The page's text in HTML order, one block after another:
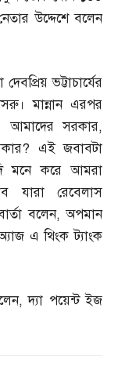
উদ্দেশে বলেন
ভট্টাচার্যের
মান্নান এরপর
আমাদের সরকার,
? এই জবাবটা
মনে করে আমরা
যারা রেবেলাস
বলেন,অপমান
এ থিংক ট্যাংক
,দ্যা পয়েন্ট ইজ